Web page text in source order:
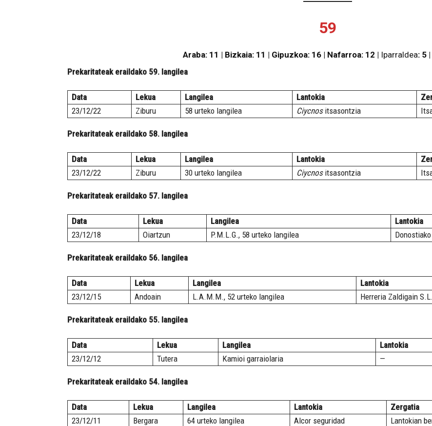
59
Araba: 11 | Bizkaia: 11 | Gipuzkoa: 16 | Nafarroa: 12 | Iparraldea: 5 |
Prekaritateak eraildako 59. langilea
Data Lekua Langilea Lantokia
23/12/22
Ziburu 58 urteko langilea Ciycnositsasontzia
Prekaritateak eraildako 58. langilea
Data Lekua Langilea Lantokia
23/12/22
Ziburu 30 urteko langilea Ciycnositsasontzia
Prekaritateak eraildako 57. langilea
Data Lekua Langilea Lantokia
23/12/18
Oiartzun P.M.L.G., 58 urteko langilea
Prekaritateak eraildako 56. langilea
Data Lekua Langilea Lantokia
23/12/15
Andoain L.A.M.M., 52 urteko langilea Herreria Zaldigain S.L.
Prekaritateak eraildako 55. langilea
Data Lekua Langilea Lantokia
23/12/12
Tutera Kamioi garraiolaria —
Prekaritateak eraildako 54. langilea
Data Lekua Langilea Lantokia
Zergatia
23/12/11
Bergara 64 urteko langilea Alcor seguridad Lantokian